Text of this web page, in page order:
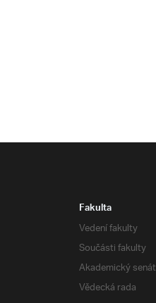
Fakulta
Vedení fakulty
Součásti fakulty
Akademický senát
Vědecká rada